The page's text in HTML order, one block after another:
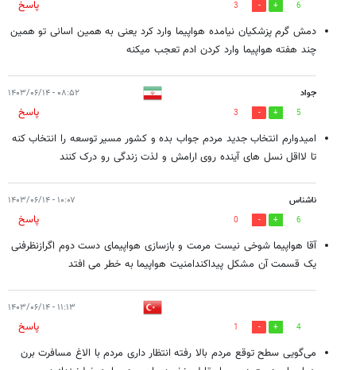
6
3
پاسخ
دمش گرم پزشکیان نیامده هواپیما وارد کرد یعنی به همین اسانی تو همین
چند هفته هواپیما وارد کردن ادم تعجب میکنه
جواد ۰۸:۵۲ - ۱۴۰۳/۰۶/۱۴
5
3
پاسخ
امیدوارم انتخاب جدید مردم جواب بده و کشور مسیر توسعه را انتخاب کنه
تا لااقل نسل های آینده روی ارامش و لذت زندگی رو درک کنند
ناشناس ۱۰:۰۷ - ۱۴۰۳/۰۶/۱۴
6
0
پاسخ
آقا هواپیما شوخی نیست مرمت و بازسازی هواپیمای دست دوم اگرازنظرفنی
یک قسمت آن مشکل پیداکندامنیت هواپیما به خطر می افتد
۱۱:۱۳ - ۱۴۰۳/۰۶/۱۴
4
1
پاسخ
می‌گویی سطح توقع مردم بالا رفته انتظار داری مردم‌ با الاغ مسافرت برن